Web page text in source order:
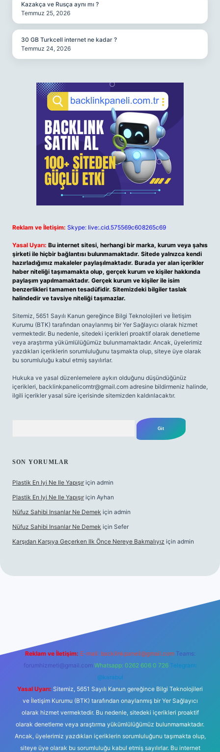
Kazakça ve Rusça aynı mı ?
Temmuz 25, 2026
30 GB Turkcell internet ne kadar ?
Temmuz 24, 2026
Reklam ve İletişim: Skype: live:.cid.575569c608265c69
Yasal Uyarı: Bu internet sitesi, herhangi bir marka, kurum veya şahıs
şirketi ile hiçbir bağlantısı bulunmamaktadır. Sitede yalnızca kendi
hazırladığımız makaleler paylaşılmaktadır. Burada yer alan içerikler
haber niteliği taşımamakta olup, gerçek kurum ve kişiler hakkında
paylaşım yapılmamaktadır. Gerçek kurum ve kişiler ile isim
benzerlikleri tamamen tesadüfidir. Sitemizdeki bilgiler taslak
halindedir ve tavsiye niteliği taşımazlar.
Sitemiz, 5651 Sayılı Kanun gereğince Bilgi Teknolojileri ve İletişim
Kurumu (BTK) tarafından onaylanmış bir Yer Sağlayıcı olarak hizmet
vermektedir. Bu nedenle, sitedeki içerikleri proaktif olarak denetleme
veya araştırma yükümlülüğümüz bulunmamaktadır. Ancak, üyelerimiz
yazdıkları içeriklerin sorumluluğunu taşımakta olup, siteye üye olarak
bu sorumluluğu kabul etmiş sayılırlar.
Hukuka ve yasal düzenlemelere aykırı olduğunu düşündüğünüz
içerikleri, backlinkpanelicomtr@gmail.com adresine bildirmeniz halinde,
ilgili içerikler yasal süre içerisinde sitemizden kaldırılacaktır.
SON YORUMLAR
Plastik En Iyi Ne Ile Yapışır için admin
Plastik En Iyi Ne Ile Yapışır için Ayhan
Nüfuz Sahibi Insanlar Ne Demek için admin
Nüfuz Sahibi Insanlar Ne Demek için Sefer
Karşıdan Karşıya Geçerken Ilk Önce Nereye Bakmalıyız için admin
Reklam ve İletişim: E-mail: backlinkpaneli@gmail.com Teams:
forumhizmeti@gmail.com Whatsapp: 0262 606 0 726 Telegram:
@karabul
Yasal Uyarı: Sitemiz, 5651 Sayılı Kanun gereğince Bilgi Teknolojileri
ve İletişim Kurumu (BTK) tarafından onaylanmış bir Yer Sağlayıcı
olarak hizmet vermektedir. Bu nedenle, sitedeki içerikleri proaktif
olarak denetleme veya araştırma yükümlülüğümüz bulunmamaktadır.
Ancak, üyelerimiz yazdıkları içeriklerin sorumluluğunu taşımakta olup,
siteye üye olarak bu sorumluluğu kabul etmiş sayılırlar. Bu internet